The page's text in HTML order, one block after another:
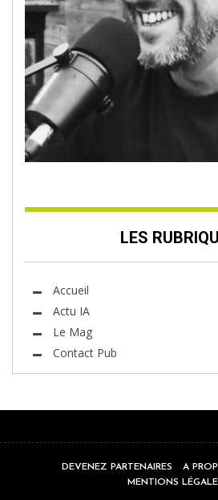
LES
Accueil
Actu IA
Le Mag
Contact Pub
DEVENEZ PARTENAIRES A
MENTIONS